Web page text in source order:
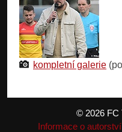
kompletní galerie
© 2026 FC
Informace o